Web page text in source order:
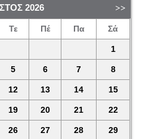
2026
Τε Πέ Πα Σά
1
5 6 7 8
12 13 14 15
19 20 21 22
26 27 28 29